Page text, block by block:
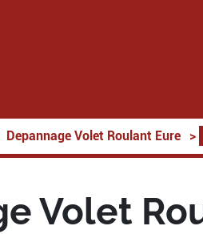
Depannage Volet Roulant Eure >
Volet